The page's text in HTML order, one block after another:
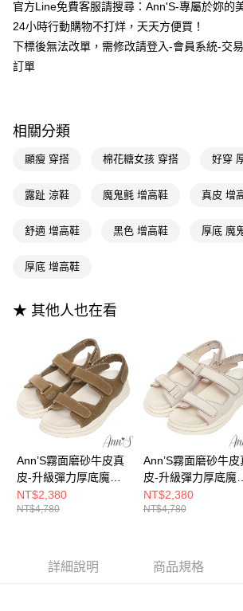
台新國際商業銀行
中國信託商
台灣樂天信用卡公司
聯邦商業銀行
遠東國際商
元大商業銀行
永豐商業銀
玉山商業銀行
星展（台
台灣樂天信用卡公司
街口支付
相關說明
1.本服務由台灣大哥大提供，台灣大哥大用戶可立即
流程，驗證手機門號後，選擇欲分期的期數、繳款截
4.訂單成立30分鐘內，如未前往確認交易或遇審核未
【繳款方式說明】
2.透過簡訊連結打開帳單後，可選擇「超商條碼／台
帳／街口支付／iPASS MONEY」等通路繳費。
【注意事項】
1.本服務係由「台灣大哥大股份有限公司」（以下簡
用戶於交易時，得透過本服務購買商品或服務，並
買賣價金債權讓與本公司後，依約使用本公司帳單繳
2.基於同意付款使用「大哥付你分期」之契約關係目
資料（包含姓名、電話或地址）提供予台灣大哥大
由本公司與您本人進行分期帳單所需資料之確認、核
3.完整用戶服務條款，請詳閱以下連結：https://
AFTEE先享後付
【關於「AFTEE先享後付」】
便利好安心！
３．安心：先確認商品／服務後，再付款。
１．於結帳方式選擇「AFTEE先享後付」後，將跳轉
結帳頁面，進行簡訊認證並確認金額後，即可完成結
２．訂單成立數日內，您將收到繳費通知簡訊。
３．收到繳費通知簡訊後14天內，點擊此簡訊中的
ATM／網路銀行／等多元方式進行付款，方視為交易
※ 請注意：結帳手續完成當下不需立刻繳費，但若
購買商品的店家。未經商家同意取消之訂單仍視為
後付繳納相關費用。
※ 交易是否成功請以「AFTEE先享後付 」之結帳頁
是否繳費成功／繳費後需取消欲退款等相關疑問，請
客戶支援中心」
https://
權轉讓予恩沛科技股份有限公司。
全家付款取貨
付款後全家取貨
每筆NT$100，滿NT$999(含以上)免運費
萊爾富付款取貨
每筆NT$100，滿NT$999(含以上)免運費
付款後萊爾富取貨
每筆NT$100，滿NT$999(含以上)免運費
7-11付款取貨
付款後7-11取貨
官方Line免費客服請搜尋：Ann'S-專屬於妳的
24小時行動購物不打烊，天天方便買！
下標後無法改單，需修改請登入-會員系統-交
訂單
相關分類
顯瘦 穿搭 棉花糖女孩 穿搭 好穿
露趾 涼鞋 魔鬼氈 增高鞋 真皮 增
舒適 增高鞋 黑色 增高鞋 厚底 魔
厚底 增高鞋
★ 其他人也在看
Ann’S霧面磨砂牛皮真
皮-升級彈力厚底魔鬼
氈涼鞋4cm-棕
NT$2,380
NT$4,780
Ann’S霧面磨砂牛皮
皮-升級彈力厚底魔鬼
氈涼鞋4cm-米白
NT$2,380
NT$4,780
詳細說明 商品規格